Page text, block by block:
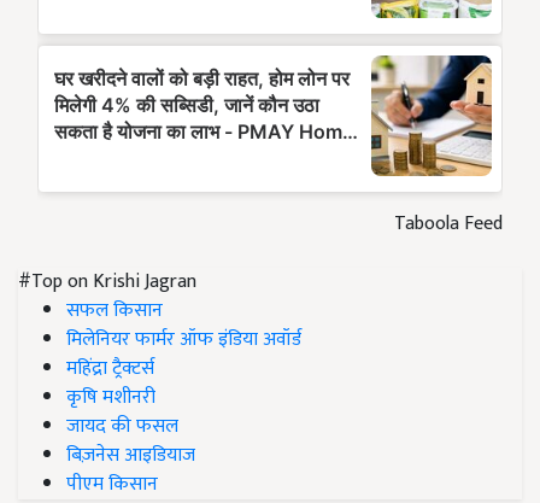
Taboola Feed
#Top on Krishi Jagran
सफल किसान
मिलेनियर फार्मर ऑफ इंडिया अवॉर्ड
महिंद्रा ट्रैक्टर्स
कृषि मशीनरी
जायद की फसल
बिज़नेस आइडियाज
पीएम किसान